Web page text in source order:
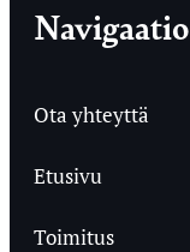
Navigaatio
Ota yhteyttä
Etusivu
Toimitus